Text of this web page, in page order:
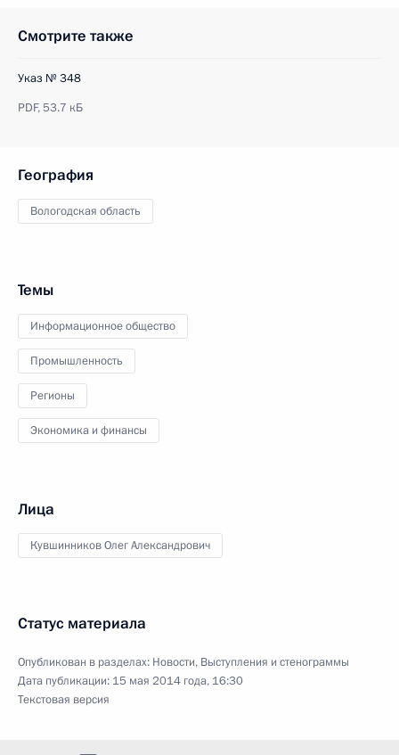
Смотрите также
Указ № 348
PDF,53.7 кБ
География
Вологодская область
Темы
Информационное общество
Промышленность
Регионы
Экономика и финансы
Лица
Кувшинников Олег Александрович
Статус материала
Опубликован в разделах: Новости, Выступления и стенограммы
Дата публикации: 15 мая 2014 года, 16:30
Текстовая версия